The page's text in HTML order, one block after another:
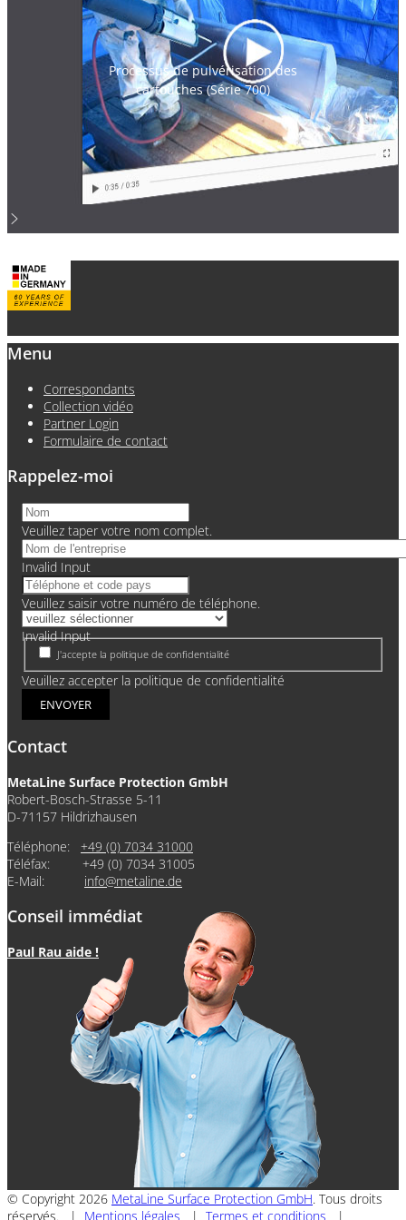
Processus de pulvérisation des
cartouches (Série 700)
Menu
Correspondants
Collection vidéo
Partner Login
Formulaire de contact
Rappelez-moi
Veuillez taper votre nom complet.
Invalid Input
Veuillez saisir votre numéro de téléphone.
Invalid Input
J'accepte la politique de confidentialité
Veuillez accepter la politique de confidentialité
ENVOYER
Contact
MetaLine Surface Protection GmbH
Robert-Bosch-Strasse 5-11
D-71157 Hildrizhausen
Téléphone: +49 (0) 7034 31000
Téléfax: +49 (0) 7034 31005
E-Mail: info@metaline.de
Conseil immédiat
Paul Rau aide !
© Copyright 2026 MetaLine Surface Protection GmbH. Tous droits
réservés. | Mentions légales | Termes et conditions |